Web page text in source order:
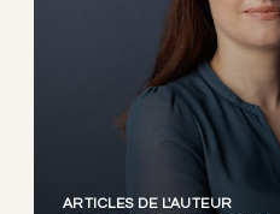
ARTICLES DE L'AUTEUR